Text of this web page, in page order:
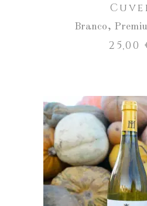
Branco,
25,00
a
cantidade
ENGADIR AO